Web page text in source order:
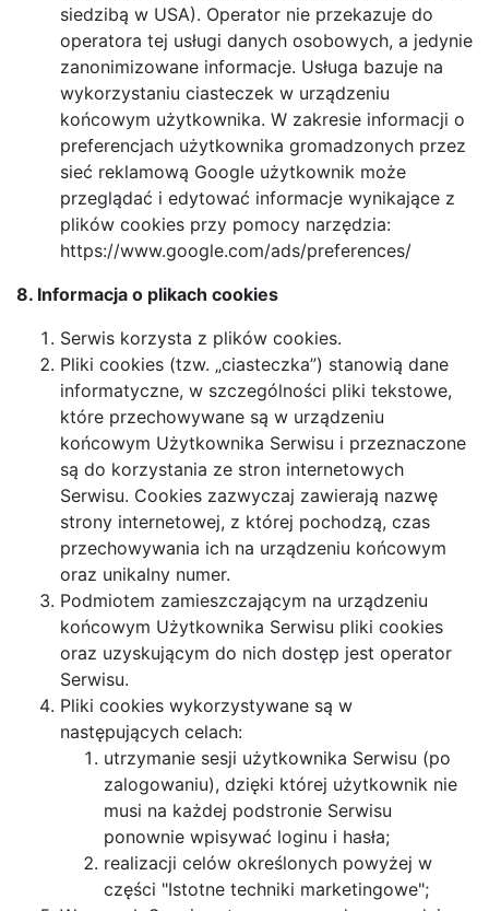
siedzibą w USA). Operator nie przekazuje do
operatora tej usługi danych osobowych, a jedynie
zanonimizowane informacje. Usługa bazuje na
wykorzystaniu ciasteczek w urządzeniu
końcowym użytkownika. W zakresie informacji o
preferencjach użytkownika gromadzonych przez
sieć reklamową Google użytkownik może
przeglądać i edytować informacje wynikające z
plików cookies przy pomocy narzędzia:
https://www.google.com/ads/preferences/
8. Informacja o plikach cookies
Serwis korzysta z plików cookies.
Pliki cookies (tzw. „ciasteczka”) stanowią dane
informatyczne, w szczególności pliki tekstowe,
które przechowywane są w urządzeniu
końcowym Użytkownika Serwisu i przeznaczone
są do korzystania ze stron internetowych
Serwisu. Cookies zazwyczaj zawierają nazwę
strony internetowej, z której pochodzą, czas
przechowywania ich na urządzeniu końcowym
oraz unikalny numer.
Podmiotem zamieszczającym na urządzeniu
końcowym Użytkownika Serwisu pliki cookies
oraz uzyskującym do nich dostęp jest operator
Serwisu.
Pliki cookies wykorzystywane są w
następujących celach:
utrzymanie sesji użytkownika Serwisu (po
zalogowaniu), dzięki której użytkownik nie
musi na każdej podstronie Serwisu
ponownie wpisywać loginu i hasła;
realizacji celów określonych powyżej w
części "Istotne techniki marketingowe";